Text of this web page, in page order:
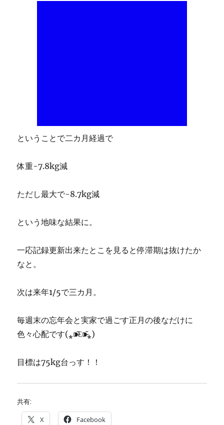
ということで二カ月経過で
体重-7.8kg減
ただし最大で-8.7kg減
という地味な結果に。
一応記録更新出来たとこを見ると停滞期は抜けたか
なと。
次は来年1/5で三カ月。
毎週末の忘年会と実家で過ごす正月の後なだけに
色々心配です(⁎⁍̴̆Ɛ⁍̴̆⁎)
目標は75kg台っす！！
共有:
X Facebook